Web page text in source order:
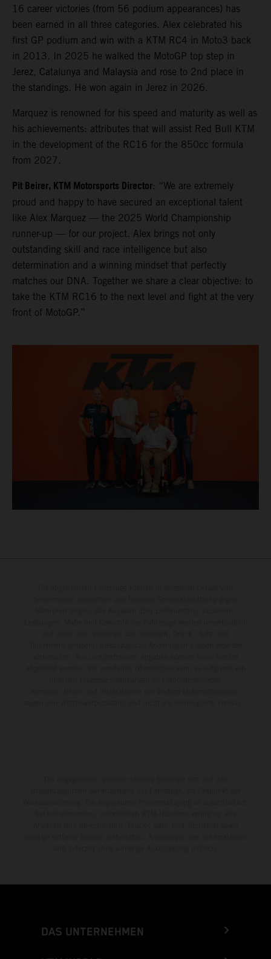
16 career victories (from 56 podium appearances) has
been earned in all three categories. Alex celebrated his
first GP podium and win with a KTM RC4 in Moto3 back
in 2013. In 2025 he walked the MotoGP top step in
Jerez, Catalunya and Malaysia and rose to 2nd place in
the standings. He won again in Jerez in 2026.
Marquez is renowned for his speed and maturity as well as
his achievements: attributes that will assist Red Bull KTM
in the development of the RC16 for the 850cc formula
from 2027.
Pit Beirer, KTM Motorsports Director: “We are extremely
proud and happy to have secured an exceptional talent
like Alex Marquez — the 2025 World Championship
runner-up — for our project. Alex brings not only
outstanding skill and race intelligence but also
determination and a winning mindset that perfectly
matches our DNA. Together we share a clear objective: to
take the KTM RC16 to the next level and fight at the very
front of MotoGP.”
DAS UNTERNEHMEN